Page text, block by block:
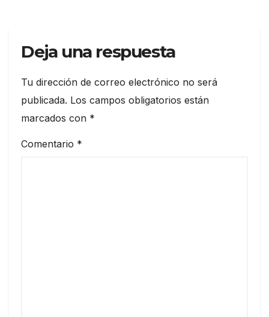
Deja una respuesta
Tu dirección de correo electrónico no será
publicada. Los campos obligatorios están
marcados con *
Comentario *